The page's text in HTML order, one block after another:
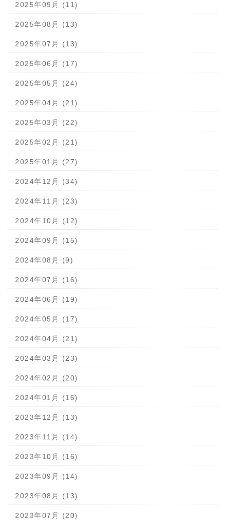
2025年09月 (11)
2025年08月 (13)
2025年07月 (13)
2025年06月 (17)
2025年05月 (24)
2025年04月 (21)
2025年03月 (22)
2025年02月 (21)
2025年01月 (27)
2024年12月 (34)
2024年11月 (23)
2024年10月 (12)
2024年09月 (15)
2024年08月 (9)
2024年07月 (16)
2024年06月 (19)
2024年05月 (17)
2024年04月 (21)
2024年03月 (23)
2024年02月 (20)
2024年01月 (16)
2023年12月 (13)
2023年11月 (14)
2023年10月 (16)
2023年09月 (14)
2023年08月 (13)
2023年07月 (20)